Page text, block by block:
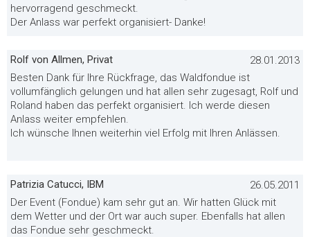
hervorragend geschmeckt.
Der Anlass war perfekt organisiert- Danke!
Rolf von Allmen, Privat
28.01.2013
Besten Dank für Ihre Rückfrage, das Waldfondue ist
vollumfänglich gelungen und hat allen sehr zugesagt, Rolf und
Roland haben das perfekt organisiert. Ich werde diesen
Anlass weiter empfehlen.
Ich wünsche Ihnen weiterhin viel Erfolg mit Ihren Anlässen.
Patrizia Catucci, IBM
26.05.2011
Der Event (Fondue) kam sehr gut an. Wir hatten Glück mit
dem Wetter und der Ort war auch super. Ebenfalls hat allen
das Fondue sehr geschmeckt.